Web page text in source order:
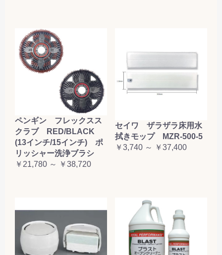
ペンギン フレックスス
クラブ RED/BLACK
(13インチ/15インチ) ポ
リッシャー洗浄ブラシ
￥21,780 ～ ￥38,720
セイワ ザラザラ床用水
拭きモップ MZR-500-5
￥3,740 ～ ￥37,400